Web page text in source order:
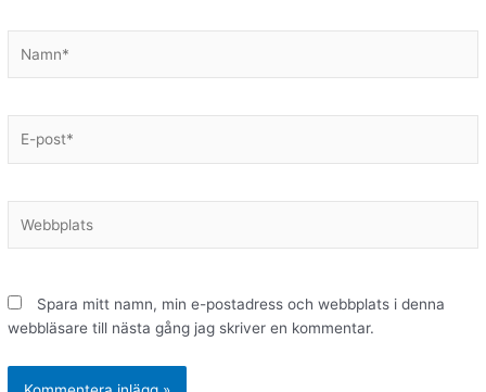
post*
Spara mitt namn, min e-postadress och webbplats i denna
webbläsare till nästa gång jag skriver en kommentar.